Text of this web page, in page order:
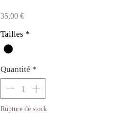
35,00 €Prix
Tailles *
Quantité *
Rupture de stock